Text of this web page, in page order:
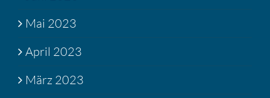
Mai 2023
April 2023
März 2023